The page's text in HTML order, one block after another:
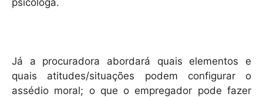
Já a procuradora abordará quais elementos e
quais atitudes/situações podem configurar o
assédio moral; o que o empregador pode fazer